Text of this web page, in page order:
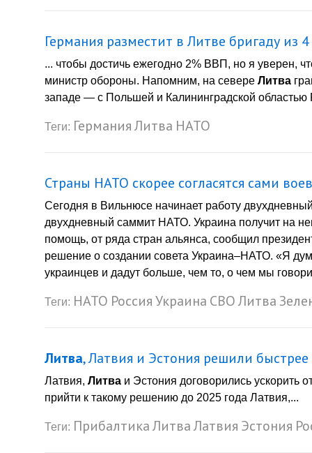
Германия разместит в Литве бригаду из
... чтобы достичь ежегодно 2% ВВП, но я уверен,
министр обороны. Напомним, на севере Литва
западе — с Польшей и Калининградской областью
Теги: ГерманияЛитва НАТО
Страны НАТО скорее согласятся сами
Сегодня в Вильнюсе начинает работу
двухдневный саммит НАТО. Украина получит на
помощь, от ряда стран альянса, сообщил
решение о создании совета Украина–НАТО. «Я
украинцев и дадут больше, чем то, о чем мы
Теги: НАТО РоссияУкраина СВОЛитва
Литва, Латвия и Эстония решили
Латвия, Литва и Эстония договорились ускорить
прийти к такому решению до 2025 года Латвия,...
Теги: ПрибалтикаЛитваЛатвия Эстония